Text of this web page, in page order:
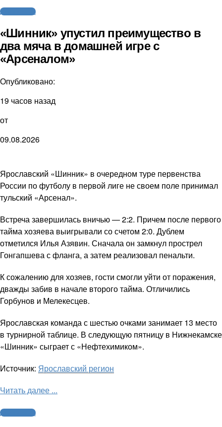
Другие виды
«Шинник» упустил преимущество в
два мяча в домашней игре с
«Арсеналом»
Опубликовано:
19 часов назад
от
09.08.2026
Ярославский «Шинник» в очередном туре первенства
России по футболу в первой лиге не своем поле принимал
тульский «Арсенал».
Встреча завершилась вничью — 2:2. Причем после первого
тайма хозяева выигрывали со счетом 2:0. Дублем
отметился Илья Азявин. Сначала он замкнул прострел
Гонгапшева с фланга, а затем реализовал пенальти.
К сожалению для хозяев, гости смогли уйти от поражения,
дважды забив в начале второго тайма. Отличились
Горбунов и Мелекесцев.
Ярославская команда с шестью очками занимает 13 место
в турнирной таблице. В следующую пятницу в Нижнекамске
«Шинник» сыграет с «Нефтехимиком».
Источник: Ярославский регион
Читать далее ...
Другие виды